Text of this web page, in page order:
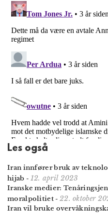
Les også
Iran innfører bruk av
hijab - 12. april 2023
Iranske medier:
moralpolitiet- 22. oktober
Iran vil bruke